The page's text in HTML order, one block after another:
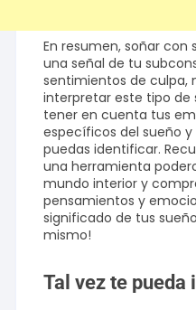
En resumen, soñar con
una señal de tu
sentimientos de culpa,
interpretar este tipo de
tener en cuenta tus
específicos del sueño
puedas identificar.
una herramienta
mundo interior y
pensamientos y
significado de tus
mismo!
Tal vez te pueda